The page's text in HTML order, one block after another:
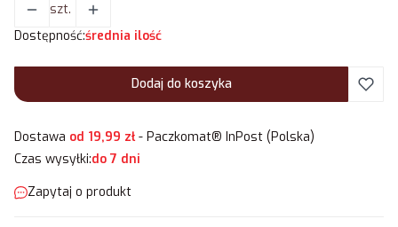
szt.
Dostępność:średnia ilość
Dodaj do koszyka
Dostawa od 19,99 zł- Paczkomat® InPost (Polska)
Czas wysyłki:do 7 dni
Zapytaj o produkt